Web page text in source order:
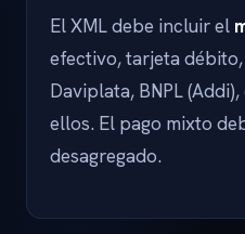
El XML debe incluir el
efectivo, tarjeta
Daviplata, BNPL
ellos. El pago mixto
desagregado.